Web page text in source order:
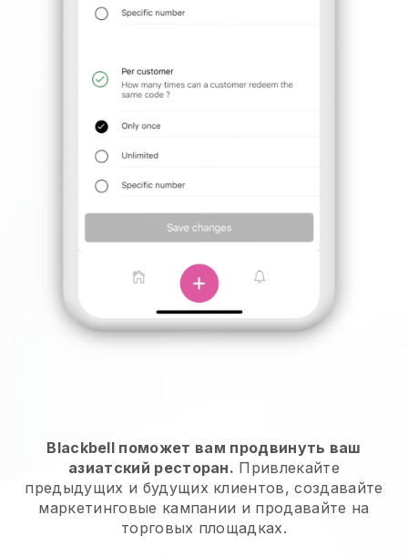
Blackbell поможет вам продвинуть ваш
азиатский ресторан. Привлекайте
предыдущих и будущих клиентов, создавайте
маркетинговые кампании и продавайте на
торговых площадках.